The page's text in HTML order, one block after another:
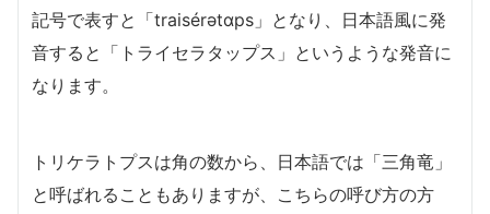
記号で表すと「traisérətɑps」となり、日本語風に発
音すると「トライセラタップス」というような発音に
なります。
トリケラトプスは角の数から、日本語では「三角竜」
と呼ばれることもありますが、こちらの呼び方の方